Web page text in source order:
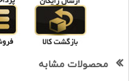
محصولات مشابه